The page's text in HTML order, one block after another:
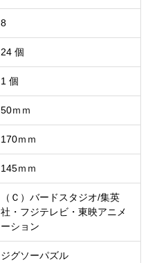
8
24 個
1 個
50ｍｍ
170ｍｍ
145ｍｍ
（Ｃ）バードスタジオ/集英
社・フジテレビ・東映アニメ
ーション
ジグソーパズル